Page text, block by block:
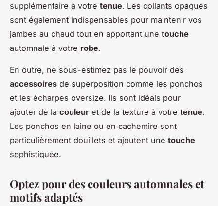
supplémentaire à votre tenue. Les collants opaques
sont également indispensables pour maintenir vos
jambes au chaud tout en apportant une touche
automnale à votre robe.
En outre, ne sous-estimez pas le pouvoir des
accessoires de superposition comme les ponchos
et les écharpes oversize. Ils sont idéals pour
ajouter de la couleur et de la texture à votre tenue.
Les ponchos en laine ou en cachemire sont
particulièrement douillets et ajoutent une touche
sophistiquée.
Optez pour des couleurs automnales et
motifs adaptés